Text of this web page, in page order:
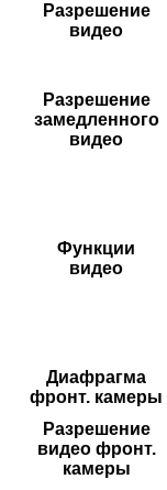
Разрешение
видео
Разрешение
замедленного
видео
Функции
видео
Диафрагма
фронт. камеры
Разрешение
видео фронт.
камеры